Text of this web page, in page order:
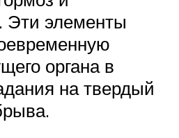
Эти элементы
органа в
на твердый